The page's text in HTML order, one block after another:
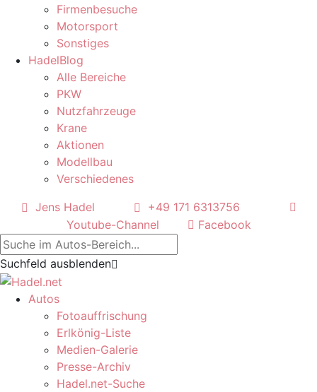
Firmenbesuche
Motorsport
Sonstiges
HadelBlog
Alle Bereiche
PKW
Nutzfahrzeuge
Krane
Aktionen
Modellbau
Verschiedenes
Jens Hadel
+49 171 6313756
Youtube-Channel
Facebook
Suchfeld ausblenden
Autos
Fotoauffrischung
Erlkönig-Liste
Medien-Galerie
Presse-Archiv
Hadel.net-Suche